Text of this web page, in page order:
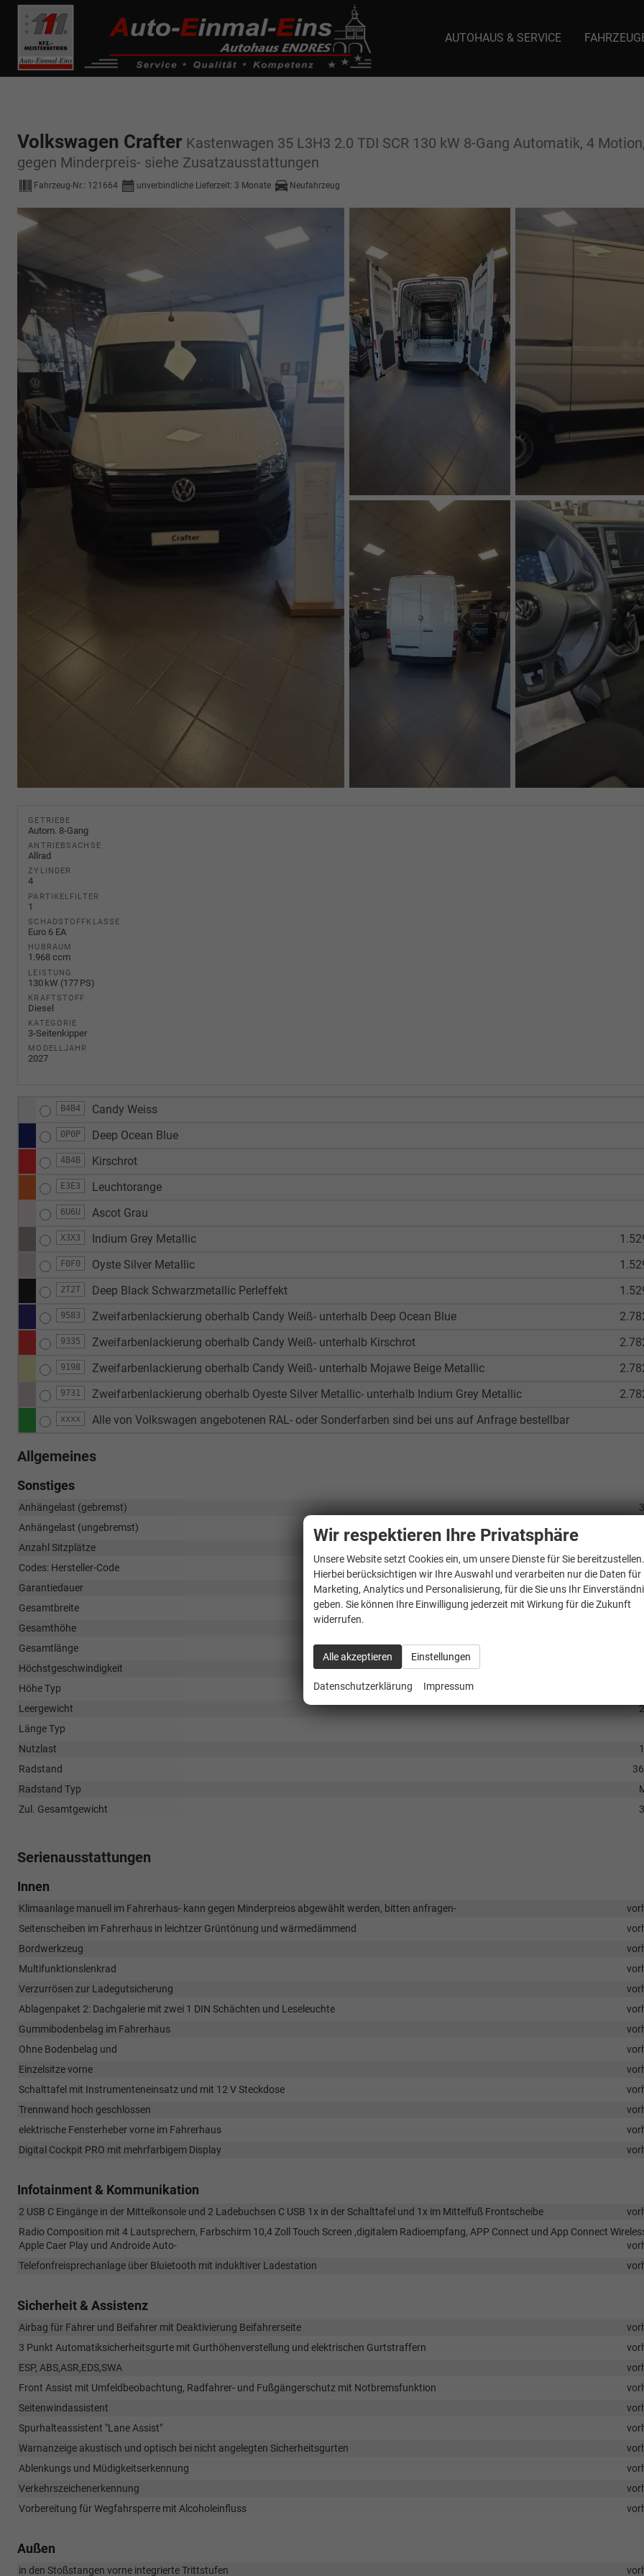
------------ Host Name : selector1._domainkey Points to address or value: selector1-aee-de0k._domainkey.autoeinmaleins.onmicrosoft.com Host
de0k._domainkey.autoeinmaleins.onmicrosoft.com
AUTOHAUS & SERVICE
Volkswagen Crafter Kastenwagen 35 L3H3 2.0 TDI SCR 130 kW 8-Gang Automatik, 4
gegen Minderpreis- siehe Zusatzausstattungen
Fahrzeug-Nr.: 121664 unverbindliche Lieferzeit: 3 Monate Neufahrzeug
GETRIEBE
Autom. 8-Gang
ANTRIEBSACHSE
Allrad
ZYLINDER
4
PARTIKELFILTER
1
SCHADSTOFFKLASSE
Euro 6 EA
HUBRAUM
1.968 ccm
LEISTUNG
130 kW (177 PS)
KRAFTSTOFF
Diesel
KATEGORIE
3-Seitenkipper
MODELLJAHR
2027
B4B4 Candy Weiss
0P0P Deep Ocean Blue
4B4B Kirschrot
E3E3 Leuchtorange
6U6U Ascot Grau
X3X3 Indium Grey Metallic
F0F0 Oyste Silver Metallic
2T2T Deep Black Schwarzmetallic Perleffekt
9583 Zweifarbenlackierung oberhalb Candy Weiß- unterhalb Deep Ocean Blue
9335 Zweifarbenlackierung oberhalb Candy Weiß- unterhalb Kirschrot
9198 Zweifarbenlackierung oberhalb Candy Weiß- unterhalb Mojawe Beige Metallic
9731 Zweifarbenlackierung oberhalb Oyeste Silver Metallic- unterhalb Indium Grey Metallic
xxxx Alle von Volkswagen angebotenen RAL- oder Sonderfarben sind bei uns auf Anfrage bestellbar
Allgemeines
Sonstiges
Anhängelast (gebremst)
Anhängelast (ungebremst)
Anzahl Sitzplätze
Codes: Hersteller-Code
SYB B8Z/
Garantiedauer
60
Gesamtbreite
Gesamthöhe
Gesamtlänge
Höchstgeschwindigkeit
Höhe Typ
Leergewicht
Länge Typ
Nutzlast
Radstand
Radstand Typ
Zul. Gesamtgewicht
Serienausstattungen
Innen
Klimaanlage manuell im Fahrerhaus- kann gegen Minderpreios abgewählt werden, bitten anfragen-
Seitenscheiben im Fahrerhaus in leichtzer Grüntönung und wärmedämmend
Bordwerkzeug
Multifunktionslenkrad
Verzurrösen zur Ladegutsicherung
Ablagenpaket 2: Dachgalerie mit zwei 1 DIN Schächten und Leseleuchte
Gummibodenbelag im Fahrerhaus
Ohne Bodenbelag und
Einzelsitze vorne
Schalttafel mit Instrumenteneinsatz und mit 12 V Steckdose
Trennwand hoch geschlossen
elektrische Fensterheber vorne im Fahrerhaus
Digital Cockpit PRO mit mehrfarbigem Display
Infotainment & Kommunikation
2 USB C Eingänge in der Mittelkonsole und 2 Ladebuchsen C USB 1x in der Schalttafel und 1x im Mittelfuß Frontscheibe
Radio Composition mit 4 Lautsprechern, Farbschirm 10,4 Zoll Touch Screen ,digitalem Radioempfang, APP Connect und App Connect
Apple Caer Play und Androide Auto-
Telefonfreisprechanlage über Bluietooth mit indukltiver Ladestation
Sicherheit & Assistenz
Airbag für Fahrer und Beifahrer mit Deaktivierung Beifahrerseite
3 Punkt Automatiksicherheitsgurte mit Gurthöhenverstellung und elektrischen Gurtstraffern
ESP, ABS,ASR,EDS,SWA
Front Assist mit Umfeldbeobachtung, Radfahrer- und Fußgängerschutz mit Notbremsfunktion
Seitenwindassistent
Spurhalteassistent "Lane Assist"
Warnanzeige akustisch und optisch bei nicht angelegten Sicherheitsgurten
Ablenkungs und Müdigkeitserkennung
Verkehrszeichenerkennung
Vorbereitung für Wegfahrsperre mit Alcoholeinfluss
Außen
in den Stoßstangen vorne integrierte Trittstufen
Wir respektieren Ihre Privatsphäre
Unsere Website setzt Cookies ein, um unsere Dienste für Sie bereitzustellen.
Hierbei berücksichtigen wir Ihre Auswahl und verarbeiten nur die Daten für
Marketing, Analytics und Personalisierung, für die Sie uns Ihr
geben. Sie können Ihre Einwilligung jederzeit mit Wirkung für die Zukunft
widerrufen.
Alle akzeptieren Einstellungen
Datenschutzerklärung Impressum